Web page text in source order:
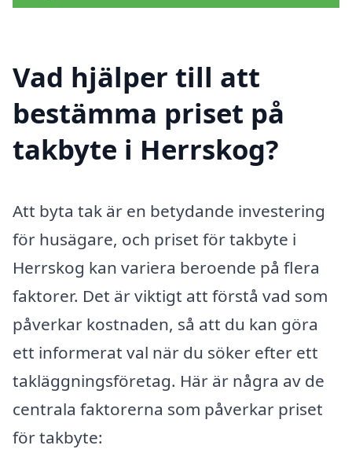
Vad hjälper till att
bestämma priset på
takbyte i Herrskog?
Att byta tak är en betydande investering
för husägare, och priset för takbyte i
Herrskog kan variera beroende på flera
faktorer. Det är viktigt att förstå vad som
påverkar kostnaden, så att du kan göra
ett informerat val när du söker efter ett
takläggningsföretag. Här är några av de
centrala faktorerna som påverkar priset
för takbyte: